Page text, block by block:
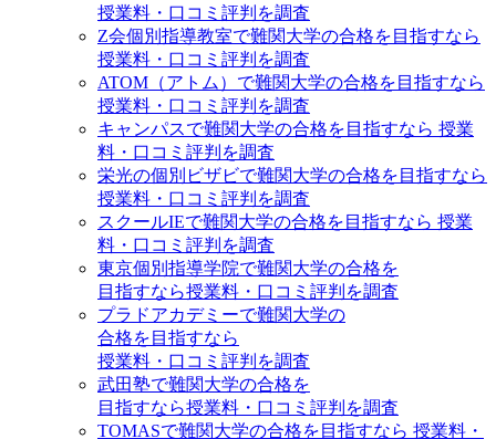
授業料・口コミ評判を調査
Z会個別指導教室で難関大学の合格を目指すなら
授業料・口コミ評判を調査
ATOM（アトム）で難関大学の合格を目指すなら
授業料・口コミ評判を調査
キャンパスで難関大学の合格を目指すなら 授業
料・口コミ評判を調査
栄光の個別ビザビで難関大学の合格を目指すなら
授業料・口コミ評判を調査
スクールIEで難関大学の合格を目指すなら 授業
料・口コミ評判を調査
東京個別指導学院で難関大学の合格を
目指すなら授業料・口コミ評判を調査
プラドアカデミーで難関大学の
合格を目指すなら
授業料・口コミ評判を調査
武田塾で難関大学の合格を
目指すなら授業料・口コミ評判を調査
TOMASで難関大学の合格を目指すなら 授業料・